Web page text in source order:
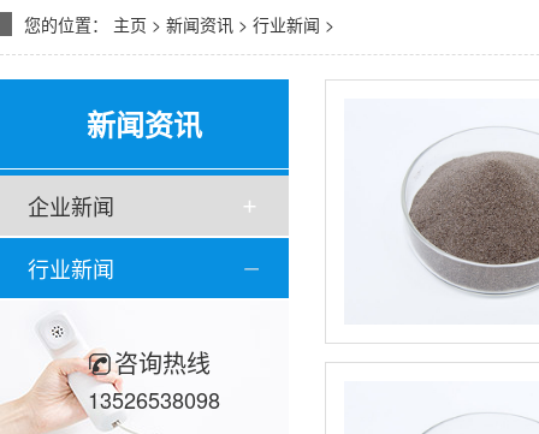
您的位置： 主页 > 新闻资讯 > 行业新闻 >
新闻资讯
企业新闻
行业新闻
咨询热线
13526538098